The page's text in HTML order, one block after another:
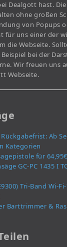
Dealgott hast.
ohne großen
von Popups
für uns einer der
die Webseite.
bei der
Wir freuen uns
Webseite.
Ab
Kategorien
für 64,95€
GC-PC 1435 I
Tri-Band Wi-
Barttrimmer &